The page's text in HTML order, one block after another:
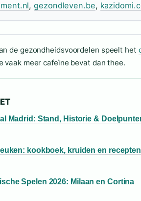
,gezondleven.be,
de gezondheidsvoordelen speelt het
vaak meer cafeïne bevat dan thee.
Madrid: Stand, Historie &
kookboek, kruiden en recepten
Spelen 2026: Milaan en Cortina